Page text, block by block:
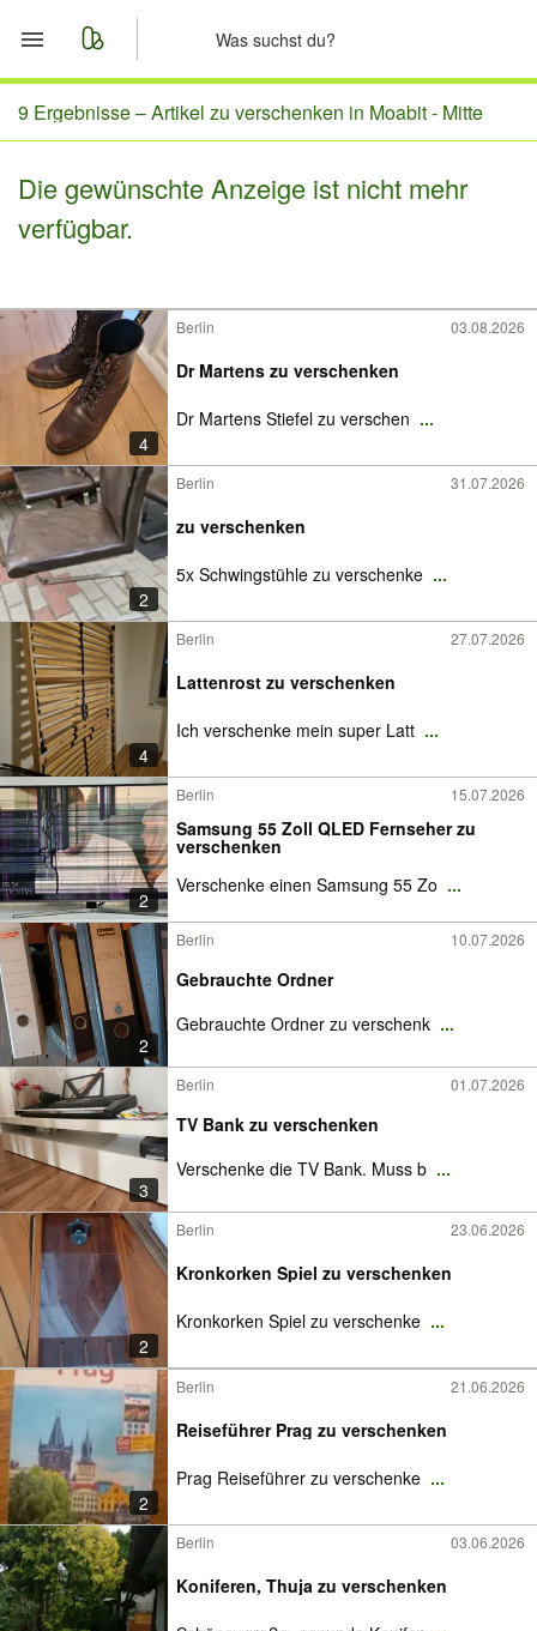
Start
Nachrichten
9 Ergebnisse –Artikel zu verschenken in Moabit - Mitte
Die gewünschte Anzeige ist nicht mehr
verfügbar.
4
Berlin 03.08.2026
Dr Martens zu verschenken
Dr Martens Stiefel zu verschen ...
2
Berlin 31.07.2026
zu verschenken
5x Schwingstühle zu verschenke ...
4
Berlin 27.07.2026
Lattenrost zu verschenken
Ich verschenke mein super Latt ...
2
Berlin 15.07.2026
Samsung 55 Zoll QLED Fernseher zu
verschenken
Verschenke einen Samsung 55 Zo ...
2
Berlin 10.07.2026
Gebrauchte Ordner
Gebrauchte Ordner zu verschenk ...
3
Berlin 01.07.2026
TV Bank zu verschenken
Verschenke die TV Bank. Muss b ...
2
Berlin 23.06.2026
Kronkorken Spiel zu verschenken
Kronkorken Spiel zu verschenke ...
2
Berlin 21.06.2026
Reiseführer Prag zu verschenken
Prag Reiseführer zu verschenke ...
Berlin 03.06.2026
Koniferen, Thuja zu verschenken